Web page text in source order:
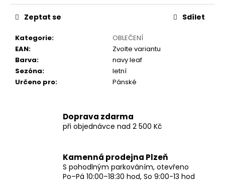
Kategorie:
OBLEČENÍ
EAN:
Zvolte variantu
Barva:
navy leaf
Sezóna:
letní
Určeno pro: Pánské
Zeptat se Sdílet
Doprava zdarma
při objednávce nad 2 500 Kč
Kamenná prodejna Plzeň
S pohodlným parkováním, otevřeno
Po–Pá 10:00–18:30 hod, So 9:00-13 hod
e